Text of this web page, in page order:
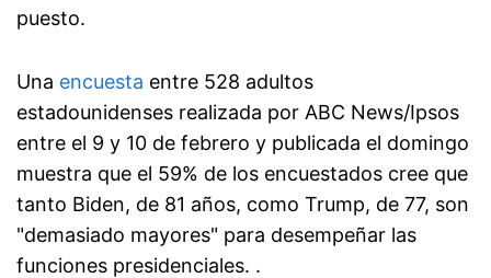
puesto.
Una encuesta entre 528 adultos
estadounidenses realizada por ABC News/Ipsos
entre el 9 y 10 de febrero y publicada el domingo
muestra que el 59% de los encuestados cree que
tanto Biden, de 81 años, como Trump, de 77, son
"demasiado mayores" para desempeñar las
funciones presidenciales. .